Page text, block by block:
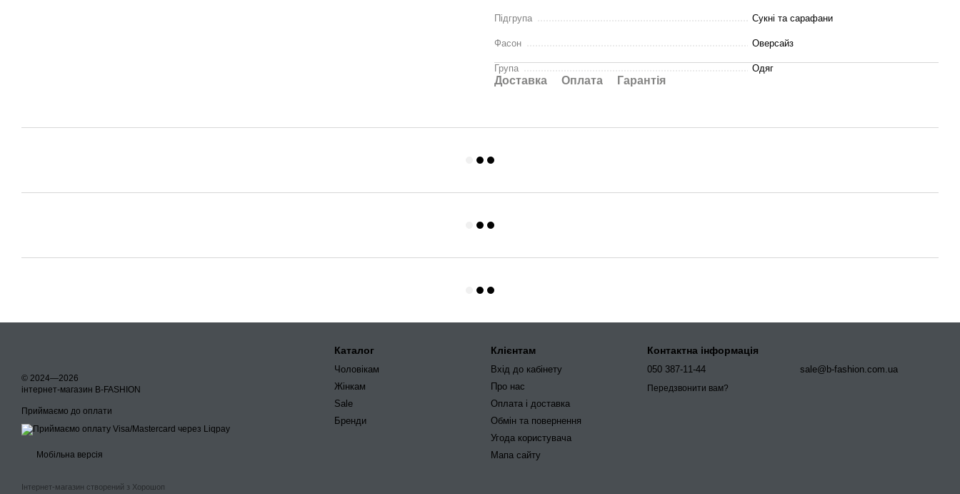
Підгрупа Сукні та сарафани
Фасон Оверсайз
Група Одяг
Доставка Оплата Гарантія
© 2024—2026
інтернет-магазин B-FASHION
Приймаємо до оплати
Мобільна версія
Інтернет-магазин створений з Хорошоп
Каталог
Чоловікам
Жінкам
Sale
Бренди
Клієнтам
Вхід до кабінету
Про нас
Оплата і доставка
Обмін та повернення
Угода користувача
Мапа сайту
Контактна інформація
050 387-11-44
Передзвонити вам?
sale@b-fashion.com.ua